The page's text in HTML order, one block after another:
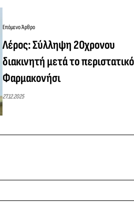
Επόμενο Άρθρο
Λέρος: Σύλληψη 20χρονου
διακινητή μετά το
Φαρμακονήσι
27.12.2025